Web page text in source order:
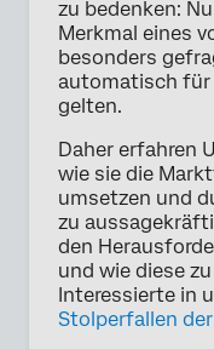
zu bedenken:
Merkmal eines
besonders
automatisch für
gelten.
Daher erfahren
wie sie die
umsetzen und
zu
den
und wie diese
Interessierte in
Stolperfallen